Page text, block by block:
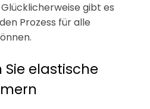
gibt es
Prozess für alle
Sie elastische